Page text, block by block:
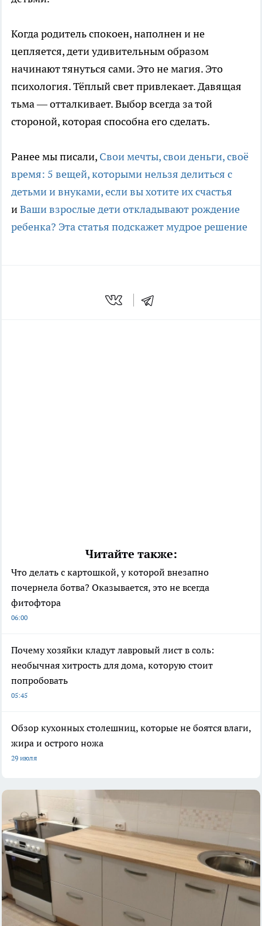
Когда родитель спокоен, наполнен и не
цепляется, дети удивительным образом
начинают тянуться сами. Это не магия. Это
психология. Тёплый свет привлекает. Давящая
тьма — отталкивает. Выбор всегда за той
стороной, которая способна его сделать.
Ранее мы писали, Свои мечты, свои деньги, своё
время: 5 вещей, которыми нельзя делиться с
детьми и внуками, если вы хотите их счастья
иВаши взрослые дети откладывают рождение
ребенка? Эта статья подскажет мудрое решение
Читайте также:
Что делать с картошкой, у которой внезапно
почернела ботва? Оказывается, это не всегда
фитофтора
06:00
Почему хозяйки кладут лавровый лист в соль:
необычная хитрость для дома, которую стоит
попробовать
05:45
Обзор кухонных столешниц, которые не боятся влаги,
жира и острого ножа
29 июля